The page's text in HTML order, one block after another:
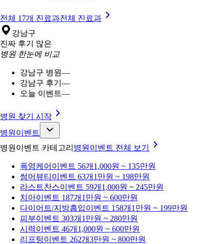
전체 17개 진료과전체 진료과
강남구
진짜 후기 많은
병원 한눈에 비교
강남구 병원—
강남구 후기 —
오늘 이벤트—
병원 찾기 시작
병원이벤트
병원이벤트 카테고리 병원이벤트 전체 보기
폭염케어 이벤트 56개 1,000원 ~ 135만원
썸머뷰티 이벤트 63개 1만원 ~ 198만원
라스트찬스이벤트 59개 1,000원 ~ 245만원
치아이벤트 187개 1만원 ~ 600만원
다이어트/지방흡입이벤트 158개 1만원 ~ 199만원
피부이벤트 303개 1만원 ~ 280만원
시력이벤트 46개 1,000원 ~ 600만원
리프팅이벤트 262개3만원 ~ 800만원